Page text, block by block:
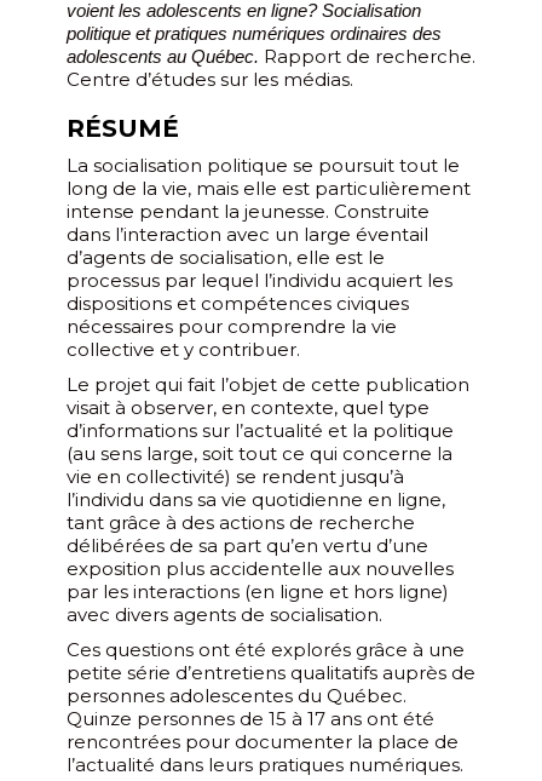
voient les adolescents en ligne? Socialisation
politique et pratiques numériques ordinaires des
adolescents au Québec. Rapport de recherche.
Centre d’études sur les médias.
RÉSUMÉ
La socialisation politique se poursuit tout le
long de la vie, mais elle est particulièrement
intense pendant la jeunesse. Construite
dans l’interaction avec un large éventail
d’agents de socialisation, elle est le
processus par lequel l’individu acquiert les
dispositions et compétences civiques
nécessaires pour comprendre la vie
collective et y contribuer.
Le projet qui fait l’objet de cette publication
visait à observer, en contexte, quel type
d’informations sur l’actualité et la politique
(au sens large, soit tout ce qui concerne la
vie en collectivité) se rendent jusqu’à
l’individu dans sa vie quotidienne en ligne,
tant grâce à des actions de recherche
délibérées de sa part qu’en vertu d’une
exposition plus accidentelle aux nouvelles
par les interactions (en ligne et hors ligne)
avec divers agents de socialisation.
Ces questions ont été explorés grâce à une
petite série d’entretiens qualitatifs auprès de
personnes adolescentes du Québec.
Quinze personnes de 15 à 17 ans ont été
rencontrées pour documenter la place de
l’actualité dans leurs pratiques numériques.